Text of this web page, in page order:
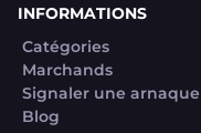
INFORMATIONS
Catégories
Marchands
Signaler une arnaque
Blog